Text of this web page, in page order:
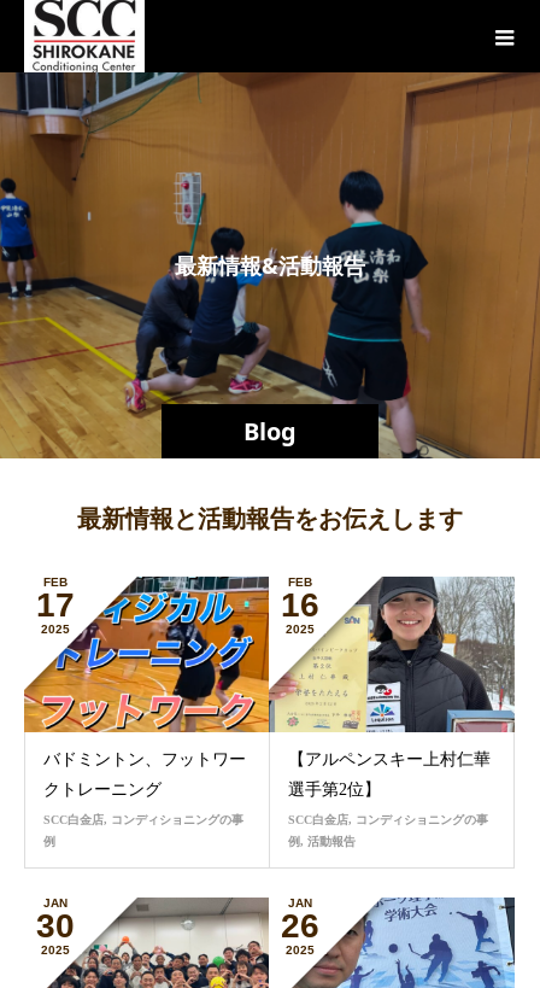
Blog
最新情報&活動報告
最新情報と活動報告をお伝えします
FEB
17
2025
バドミントン、フットワー
クトレーニング
SCC白金店, コンディショニングの事
例
FEB
16
2025
【アルペンスキー上村仁華
選手第2位】
SCC白金店, コンディショニングの事
例, 活動報告
JAN
30
2025
JAN
26
2025